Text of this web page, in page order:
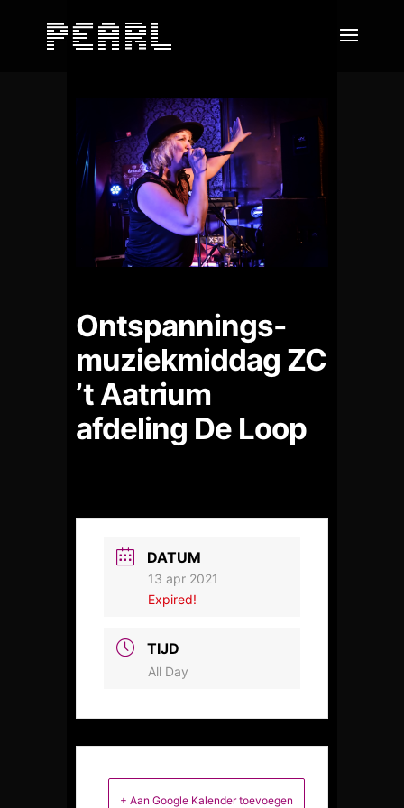
Ontspannings-
muziekmiddag ZC
’t Aatrium
afdeling De Loop
DATUM
13 apr 2021
Expired!
TIJD
All Day
+ Aan Google Kalender toevoegen